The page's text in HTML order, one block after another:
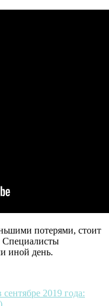
потерями, стоит
Специалисты
иной день.
2019 года: